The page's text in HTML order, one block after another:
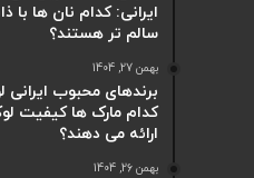
ایرانی: کدام نان ها با
سالم تر هستند؟
بهمن 27, 1404
برندهای محبوب ایرانی
کدام مارک ها کیفیت
ارائه می دهند؟
بهمن 26, 1404